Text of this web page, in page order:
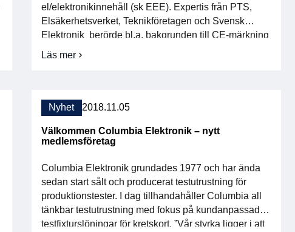
el/elektronikinnehåll (sk EEE). Expertis från PTS,
Elsäkerhetsverket, Teknikföretagen och Svensk
Elektronik berörde bl.a. bakgrunden till CE-märkning
och Varupaketet, samt regelverk som RoHS, REACH,
Läs mer
om
Nyhet 2018.11.05
Välkommen Columbia Elektronik – nytt
medlemsföretag
Columbia Elektronik grundades 1977 och har ända
sedan start sålt och producerat testutrustning för
produktionstester. I dag tillhandahåller Columbia all
tänkbar testutrustning med fokus på kundanpassade
testfixturslöningar för kretskort. ”Vår styrka ligger i att